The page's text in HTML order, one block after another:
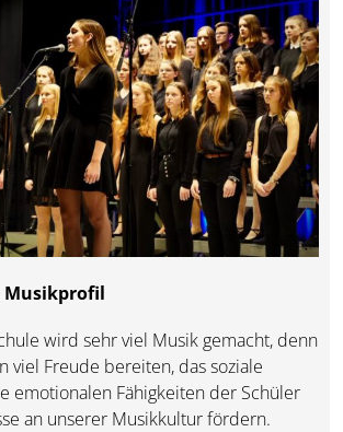
Musikprofil
wird sehr viel Musik gemacht, denn
viel Freude bereiten, das soziale
emotionalen Fähigkeiten der Schüler
an unserer Musikkultur fördern.